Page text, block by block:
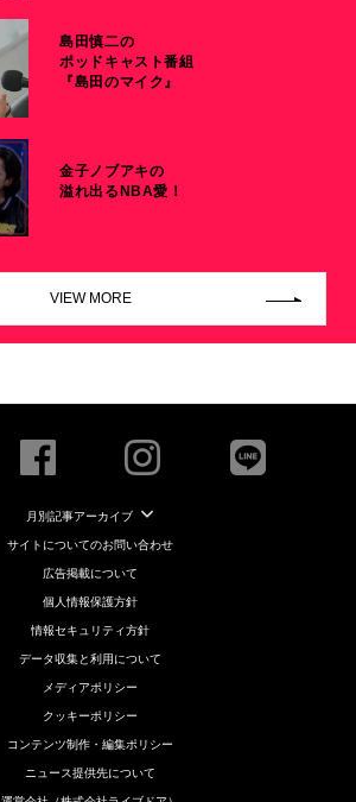
島田慎二の
ポッドキャスト番組
『島田のマイク』
金子ノブアキの
溢れ出るNBA愛！
VIEW MORE
月別記事アーカイブ
サイトについてのお問い合わせ
広告掲載について
個人情報保護方針
情報セキュリティ方針
データ収集と利用について
メディアポリシー
クッキーポリシー
コンテンツ制作・編集ポリシー
ニュース提供先について